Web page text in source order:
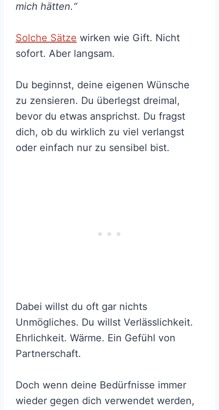
mich hätten.“
Solche Sätze wirken wie Gift. Nicht
sofort. Aber langsam.
Du beginnst, deine eigenen Wünsche
zu zensieren. Du überlegst dreimal,
bevor du etwas ansprichst. Du fragst
dich, ob du wirklich zu viel verlangst
oder einfach nur zu sensibel bist.
Dabei willst du oft gar nichts
Unmögliches. Du willst Verlässlichkeit.
Ehrlichkeit. Wärme. Ein Gefühl von
Partnerschaft.
Doch wenn deine Bedürfnisse immer
wieder gegen dich verwendet werden,